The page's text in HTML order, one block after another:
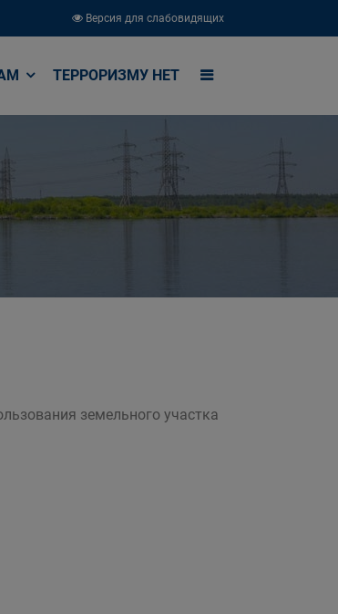
Версия для слабовидящих
ТЕРРОРИЗМУ НЕТ
земельного участка